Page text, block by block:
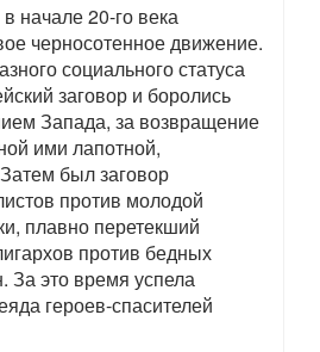
начале 20-го века
черносотенное движение.
социального статуса
заговор и боролись
Запада, за возвращение
ими лапотной,
был заговор
против молодой
плавно перетекший
против бедных
За это время успела
героев-спасителей